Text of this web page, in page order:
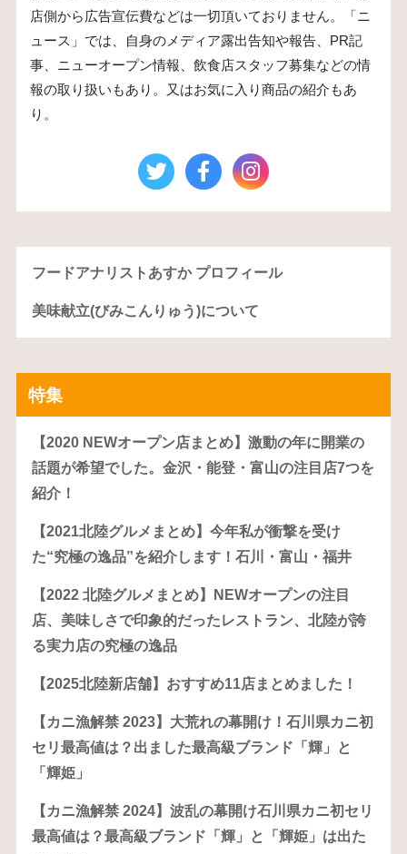
店側から広告宣伝費などは一切頂いておりません。「ニ
ュース」では、自身のメディア露出告知や報告、PR記
事、ニューオープン情報、飲食店スタッフ募集などの情
報の取り扱いもあり。又はお気に入り商品の紹介もあ
り。
フードアナリストあすか プロフィール
美味献立(びみこんりゅう)について
特集
【2020 NEWオープン店まとめ】激動の年に開業の
話題が希望でした。金沢・能登・富山の注目店7つを
紹介！
【2021北陸グルメまとめ】今年私が衝撃を受け
た“究極の逸品”を紹介します！石川・富山・福井
【2022 北陸グルメまとめ】NEWオープンの注目
店、美味しさで印象的だったレストラン、北陸が誇
る実力店の究極の逸品
【2025北陸新店舗】おすすめ11店まとめました！
【カニ漁解禁 2023】大荒れの幕開け！石川県カニ初
セリ最高値は？出ました最高級ブランド「輝」と
「輝姫」
【カニ漁解禁 2024】波乱の幕開け石川県カニ初セリ
最高値は？最高級ブランド「輝」と「輝姫」は出た